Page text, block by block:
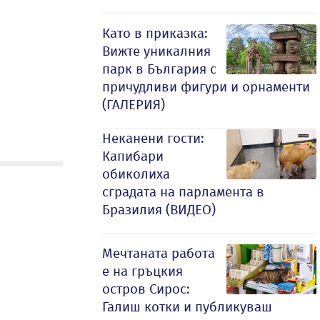
Като в приказка:
Вижте уникалния
парк в България с
причудливи фигури и орнаменти
(ГАЛЕРИЯ)
Неканени гости:
Капибари
обиколиха
сградата на парламента в
Бразилия (ВИДЕО)
Мечтаната работа
е на гръцкия
остров Сирос:
Галиш котки и публикуваш